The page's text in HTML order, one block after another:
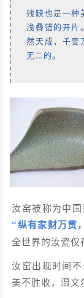
残缺也是一种
浅叠错的开
然天成，千变
无二的。
汝窑被称为中
“纵有家财万贯
全世界的汝瓷仅
汝窑出现时间
美不胜收，温文